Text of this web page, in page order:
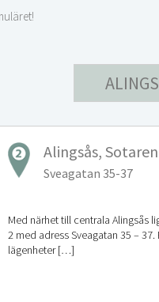
Alingsås,
Sveagatan 35-37
Med närhet till centrala Alingsås
2 med adress Sveagatan 35 –
lägenheter […]